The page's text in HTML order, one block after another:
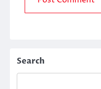
Search